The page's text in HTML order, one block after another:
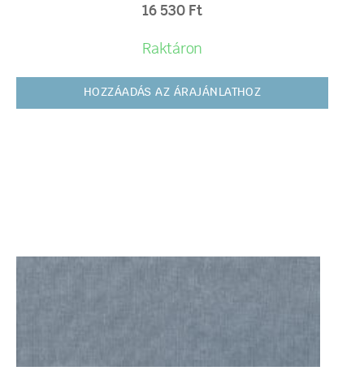
16 530 Ft
Raktáron
HOZZÁADÁS AZ ÁRAJÁNLATHOZ